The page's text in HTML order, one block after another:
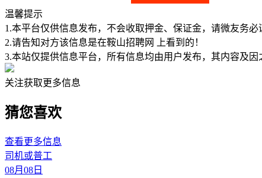
温馨提示
1.本平台仅供信息发布，不会收取押金、保证金，请微友务必
2.请告知对方该信息是在鞍山招聘网
上看到的！
3.本站仅提供信息平台，所有信息均由用户发布，其内容及
关注获取更多信息
猜您喜欢
查看更多信息
司机或普工
08月08日